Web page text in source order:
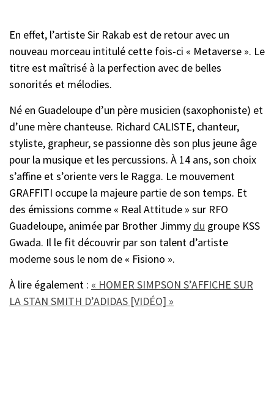
En effet, l’artiste Sir Rakab est de retour avec un
nouveau morceau intitulé cette fois-ci « Metaverse ». Le
titre est maîtrisé à la perfection avec de belles
sonorités et mélodies.
Né en Guadeloupe d’un père musicien (saxophoniste) et
d’une mère chanteuse. Richard CALISTE, chanteur,
styliste, grapheur, se passionne dès son plus jeune âge
pour la musique et les percussions. À 14 ans, son choix
s’affine et s’oriente vers le Ragga. Le mouvement
GRAFFITI occupe la majeure partie de son temps. Et
des émissions comme « Real Attitude » sur RFO
Guadeloupe, animée par Brother Jimmy du groupe KSS
Gwada. Il le fit découvrir par son talent d’artiste
moderne sous le nom de « Fisiono ».
À lire également : « HOMER SIMPSON S’AFFICHE SUR
LA STAN SMITH D’ADIDAS [VIDÉO] »